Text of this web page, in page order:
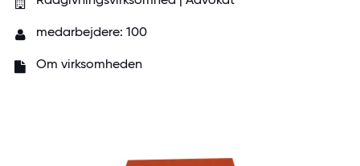
medarbejdere: 100
Om virksomheden